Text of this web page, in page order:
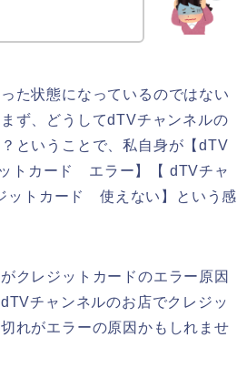
た状態になっているのではない
ず、どうしてdTVチャンネルの
ということで、私自身が【dTV
トカード エラー】【 dTVチャ
ットカード 使えない】という感
クレジットカードのエラー原因
チャンネルのお店でクレジッ
れがエラーの原因かもしれませ